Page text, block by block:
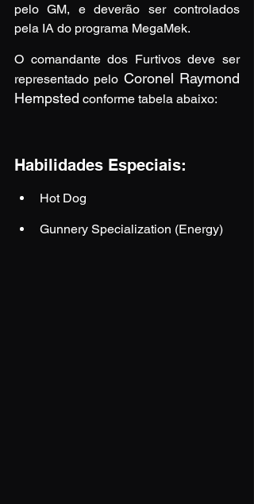
pelo GM, e deverão ser controlados
pela IA do programa MegaMek.
O comandante dos Furtivos deve ser
representado pelo Coronel Raymond
Hempsted conforme tabela abaixo:
Habilidades Especiais:
Hot Dog
Gunnery Specialization (Energy)